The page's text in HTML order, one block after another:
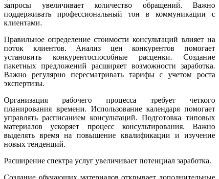
запросы увеличивает количество обращений. Важно
поддерживать профессиональный тон в коммуникации с
клиентами.
Правильное определение стоимости консультаций влияет на
поток клиентов. Анализ цен конкурентов помогает
установить конкурентоспособные расценки. Создание
пакетных предложений расширяет возможности заработка.
Важно регулярно пересматривать тарифы с учетом роста
экспертизы.
Организация рабочего процесса требует четкого
планирования времени. Использование календаря помогает
управлять расписанием консультаций. Подготовка типовых
материалов ускоряет процесс консультирования. Важно
выделять время на повышение квалификации и изучение
новых тенденций.
Расширение спектра услуг увеличивает потенциал заработка.
Создание обучающих материалов открывает дополнительные